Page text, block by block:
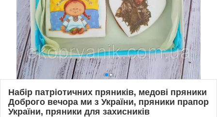
Набір патріотичних пряників, медові пряники
Доброго вечора ми з України, пряники прапор
України, пряники для захисників